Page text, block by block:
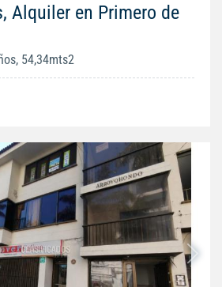
Alquiler en Primero de
54,34mts2